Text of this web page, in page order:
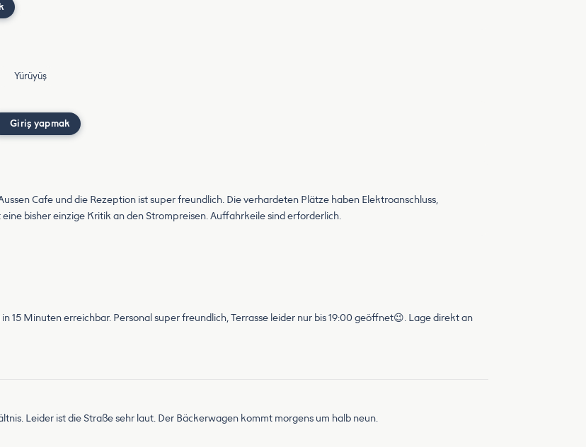
Yürüyüş
Giriş yapmak
Cafe und die Rezeption ist super freundlich. Die verhardeten Plätze haben Elektroanschluss,
bisher einzige Kritik an den Strompreisen. Auffahrkeile sind erforderlich.
15 Minuten erreichbar. Personal super freundlich, Terrasse leider nur bis 19:00 geöffnet😉. Lage direkt an
Leider ist die Straße sehr laut. Der Bäckerwagen kommt morgens um halb neun.